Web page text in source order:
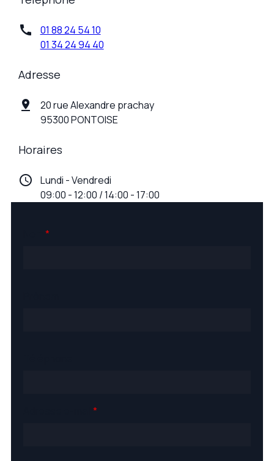
call
01 88 24 54 10
01 34 24 94 40
Adresse
pin_drop
20 rue Alexandre prachay
95300 PONTOISE
Horaires
schedule
Lundi - Vendredi
09:00 - 12:00 / 14:00 - 17:00
*
*